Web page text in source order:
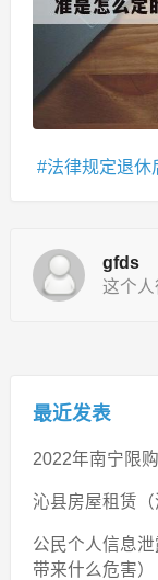
法律规定退休
gfds
这个
最近发表
2022年南宁限
沁县房屋租赁（
公民个人信息
带来什么危害）